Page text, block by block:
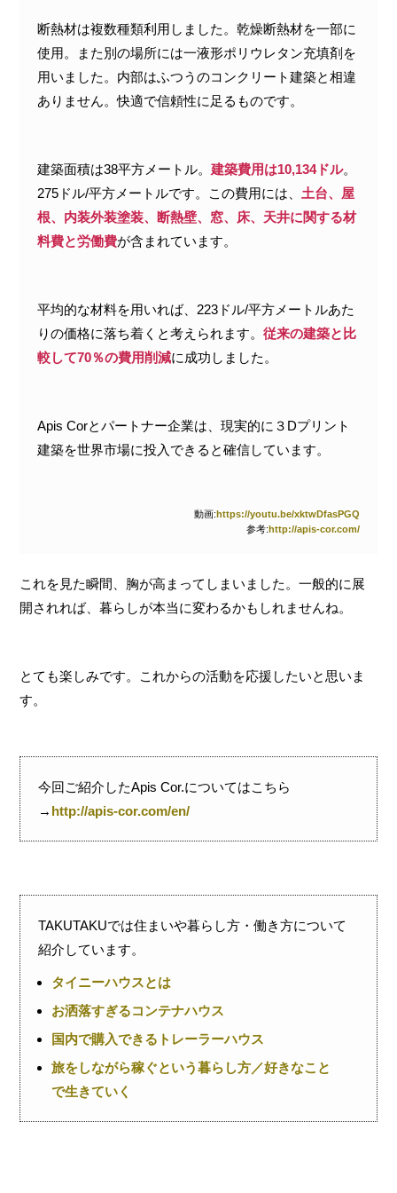
断熱材は複数種類利用しました。乾燥断熱材を一部に
使用。また別の場所には一液形ポリウレタン充填剤を
用いました。内部はふつうのコンクリート建築と相違
ありません。快適で信頼性に足るものです。
建築面積は38平方メートル。建築費用は10,134ドル。
275ドル/平方メートルです。この費用には、 土台、屋
根、内装外装塗装、断熱壁、窓、床、天井に関する材
料費と労働費が含まれています。
平均的な材料を用いれば、223ドル/平方メートルあた
りの価格に落ち着くと考えられます。従来の建築と比
較して70％の費用削減に成功しました。
Apis Corとパートナー企業は、現実的に３Dプリント
建築を世界市場に投入できると確信しています。
動画:https://youtu.be/xktwDfasPGQ
参考:http://apis-cor.com/
これを見た瞬間、胸が高まってしまいました。一般的に展
開されれば、暮らしが本当に変わるかもしれませんね。
とても楽しみです。これからの活動を応援したいと思いま
す。
今回ご紹介したApis Cor.についてはこちら
→ http://apis-cor.com/en/
TAKUTAKUでは住まいや暮らし方・働き方について
紹介しています。
タイニーハウスとは
お洒落すぎるコンテナハウス
国内で購入できるトレーラーハウス
旅をしながら稼ぐという暮らし方／好きなこと
で生きていく